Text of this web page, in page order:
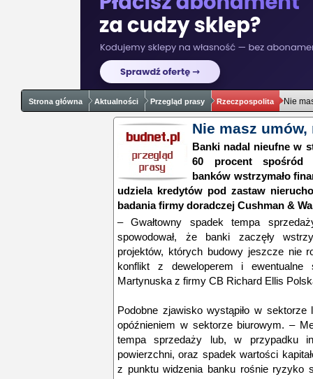
Strona główna Aktualności Przegląd prasy Rzeczpospolita Nie
Nie masz
Banki nadal nieufne w
60 procent spośród
banków wstrzymało
udziela kredytów pod zastaw
badania firmy doradczej Cushman &
– Gwałtowny spadek tempa
spowodował, że banki zaczęły
projektów, których budowy jeszcze nie
konflikt z deweloperem i ewentualne
Martynuska z firmy CB Richard Ellis
Podobne zjawisko wystąpiło w
opóźnieniem w sektorze biurowym. –
tempa sprzedaży lub, w przypadku
powierzchni, oraz spadek wartości
z punktu widzenia banku rośnie ryzyko